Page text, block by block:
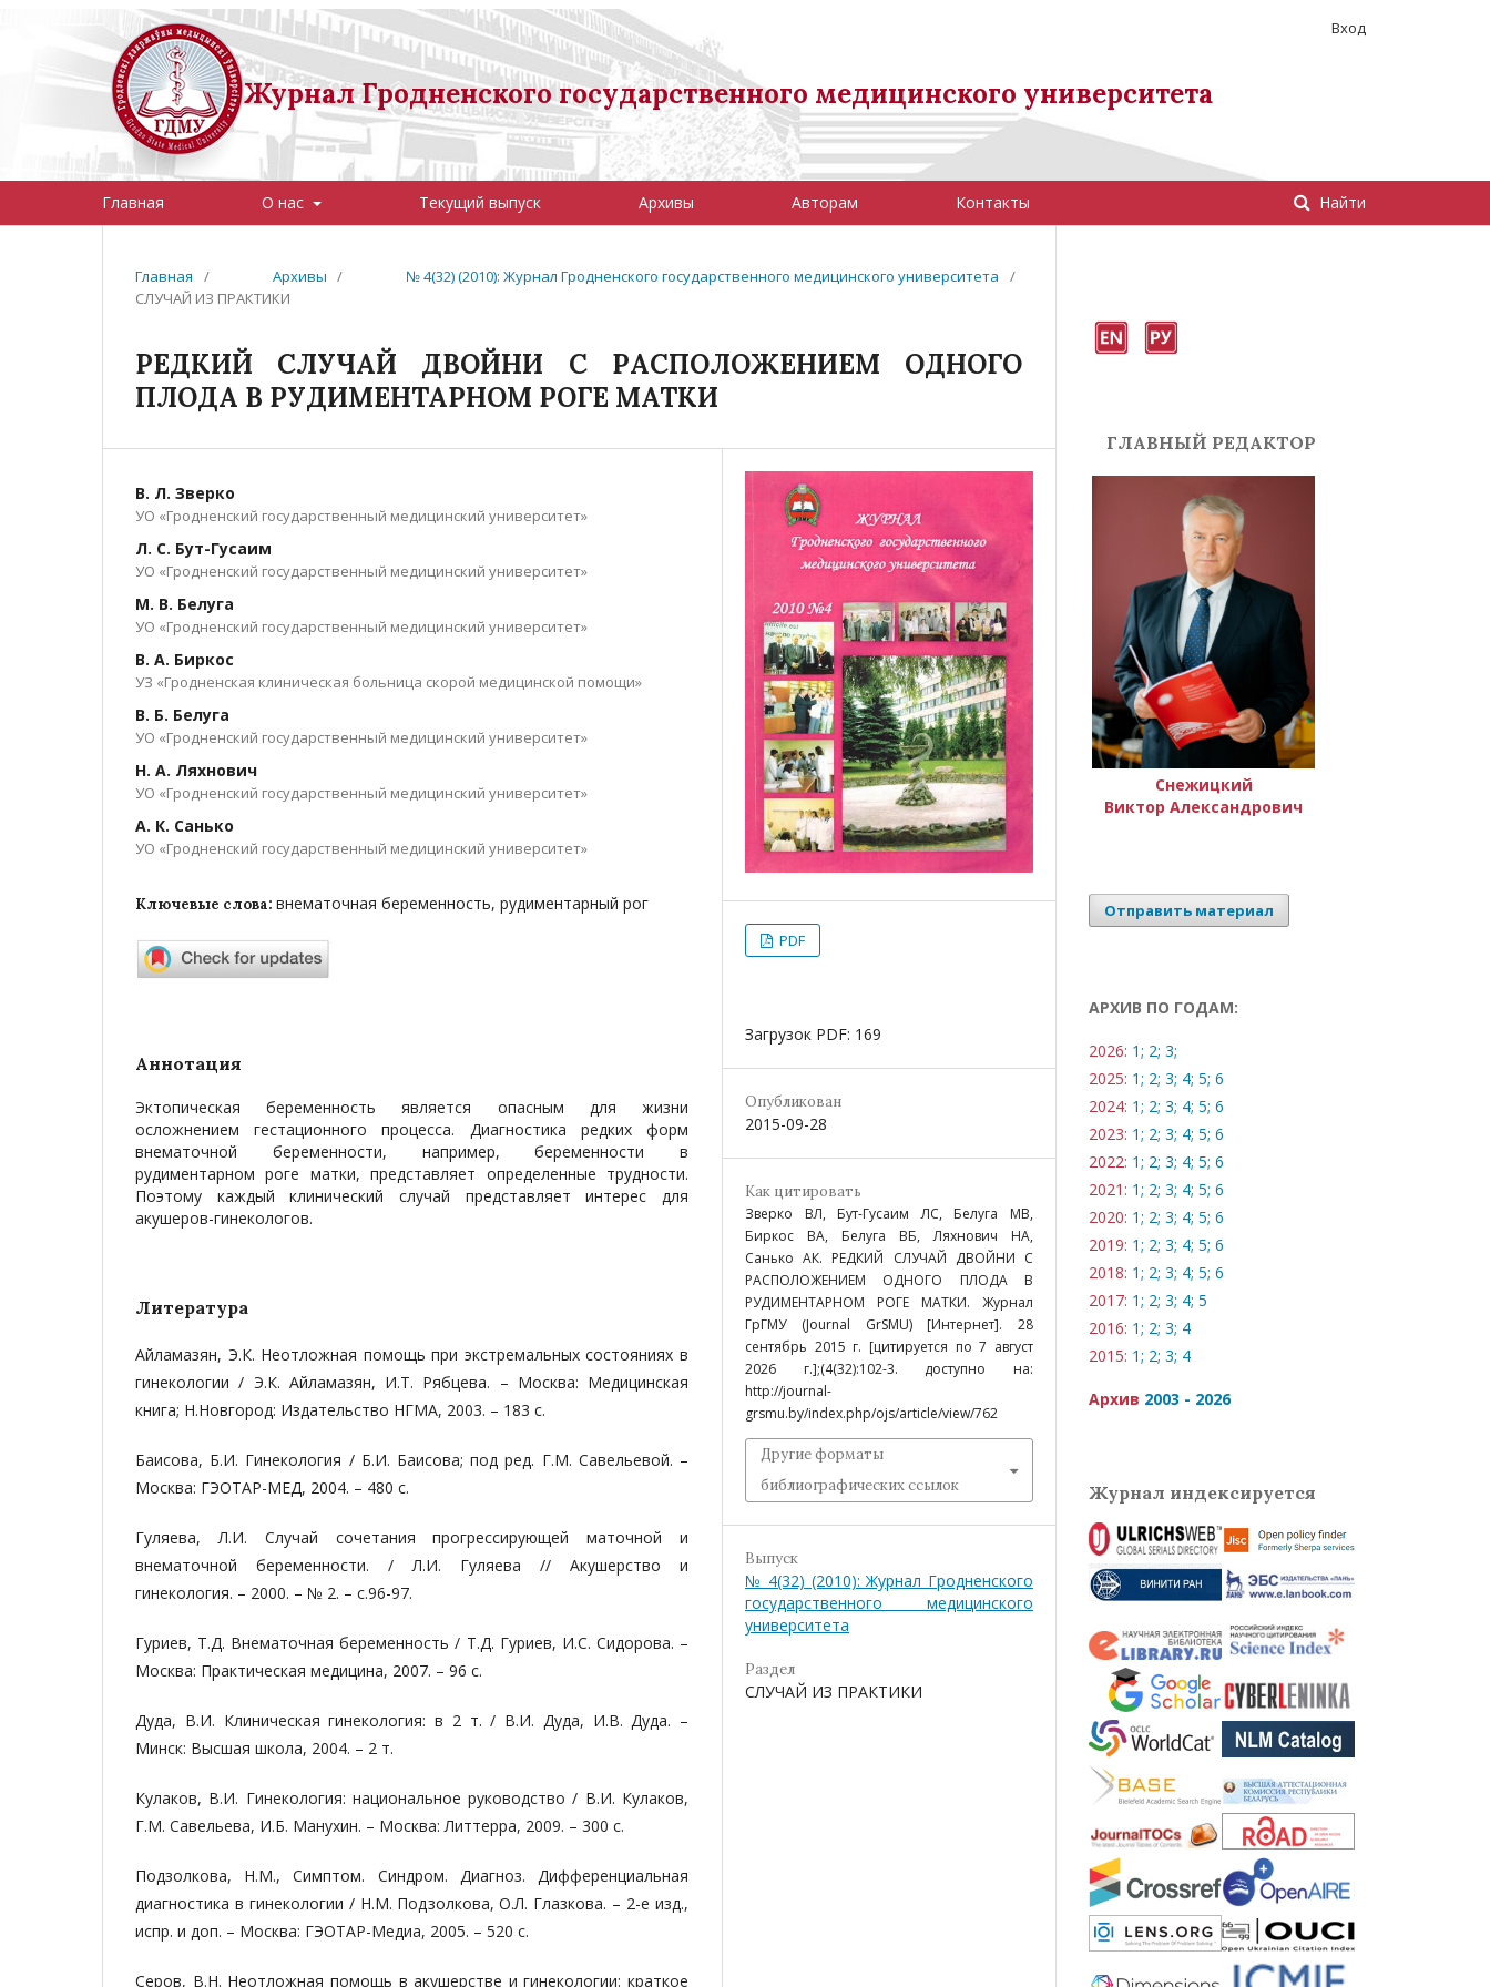
Журнал Гродненского государственного медицинского университета
Главная О нас Текущий выпуск Архивы Авторам Контакты Найти
Вход
Главная / Архивы / № 4(32) (2010): Журнал Гродненского государственного медицинского университета
/
СЛУЧАЙ ИЗ ПРАКТИКИ
РЕДКИЙ СЛУЧАЙ ДВОЙНИ С РАСПОЛОЖЕНИЕМ ОДНОГО
ПЛОДА В РУДИМЕНТАРНОМ РОГЕ МАТКИ
В. Л. Зверко
УО «Гродненский государственный медицинский университет»
Л. С. Бут-Гусаим
УО «Гродненский государственный медицинский университет»
М. В. Белуга
УО «Гродненский государственный медицинский университет»
В. А. Биркос
УЗ «Гродненская клиническая больница скорой медицинской помощи»
В. Б. Белуга
УО «Гродненский государственный медицинский университет»
Н. А. Ляхнович
УО «Гродненский государственный медицинский университет»
А. К. Санько
УО «Гродненский государственный медицинский университет»
Ключевые слова: внематочная беременность, рудиментарный рог
Аннотация
Эктопическая беременность является опасным для жизни
осложнением гестационного процесса. Диагностика редких форм
внематочной беременности, например, беременности в
рудиментарном роге матки, представляет определенные трудности.
Поэтому каждый клинический случай представляет интерес для
акушеров-гинекологов.
Литература
Айламазян, Э.К. Неотложная помощь при экстремальных состояниях в
гинекологии / Э.К. Айламазян, И.Т. Рябцева. – Москва: Медицинская
книга; Н.Новгород: Издательство НГМА, 2003. – 183 с.
Баисова, Б.И. Гинекология / Б.И. Баисова; под ред. Г.М. Савельевой. –
Москва: ГЭОТАР-МЕД, 2004. – 480 с.
Гуляева, Л.И. Случай сочетания прогрессирующей маточной и
внематочной беременности. / Л.И. Гуляева // Акушерство и
гинекология. – 2000. – № 2. – с.96-97.
Гуриев, Т.Д. Внематочная беременность / Т.Д. Гуриев, И.С. Сидорова. –
Москва: Практическая медицина, 2007. – 96 с.
Дуда, В.И. Клиническая гинекология: в 2 т. / В.И. Дуда, И.В. Дуда. –
Минск: Высшая школа, 2004. – 2 т.
Кулаков, В.И. Гинекология: национальное руководство / В.И. Кулаков,
Г.М. Савельева, И.Б. Манухин. – Москва: Литтерра, 2009. – 300 с.
Подзолкова, Н.М., Симптом. Синдром. Диагноз. Дифференциальная
диагностика в гинекологии / Н.М. Подзолкова, О.Л. Глазкова. – 2-е изд.,
испр. и доп. – Москва: ГЭОТАР-Медиа, 2005. – 520 с.
Серов, В.Н. Неотложная помощь в акушерстве и гинекологии: краткое
PDF
Загрузок PDF: 169
Опубликован
2015-09-28
Как цитировать
Зверко ВЛ, Бут-Гусаим ЛС, Белуга МВ,
Биркос ВА, Белуга ВБ, Ляхнович НА,
Санько АК. РЕДКИЙ СЛУЧАЙ ДВОЙНИ С
РАСПОЛОЖЕНИЕМ ОДНОГО ПЛОДА В
РУДИМЕНТАРНОМ РОГЕ МАТКИ. Журнал
ГрГМУ (Journal GrSMU) [Интернет]. 28
сентябрь 2015 г. [цитируется по 7 август
2026 г.];(4(32):102-3. доступно на:
http://journal-
grsmu.by/index.php/ojs/article/view/762
Другие форматы
библиографических ссылок
Выпуск
№ 4(32) (2010): Журнал Гродненского
государственного медицинского
университета
Раздел
СЛУЧАЙ ИЗ ПРАКТИКИ
ГЛАВНЫЙ РЕДАКТОР
Снежицкий
Виктор Александрович
Отправить материал
АРХИВ ПО ГОДАМ:
2026: 1; 2; 3;
2025: 1; 2; 3; 4; 5; 6
2024: 1; 2; 3; 4; 5; 6
2023: 1; 2; 3; 4; 5; 6
2022: 1; 2; 3; 4; 5; 6
2021: 1; 2; 3; 4; 5; 6
2020: 1; 2; 3; 4; 5; 6
2019: 1; 2; 3; 4; 5; 6
2018: 1; 2; 3; 4; 5; 6
2017: 1; 2; 3; 4; 5
2016: 1; 2; 3; 4
2015: 1; 2; 3; 4
Архив 2003 - 2026
Журнал индексируется